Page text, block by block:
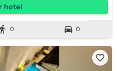
hotel
directions_walk 0 directions_car 0
favorite_border